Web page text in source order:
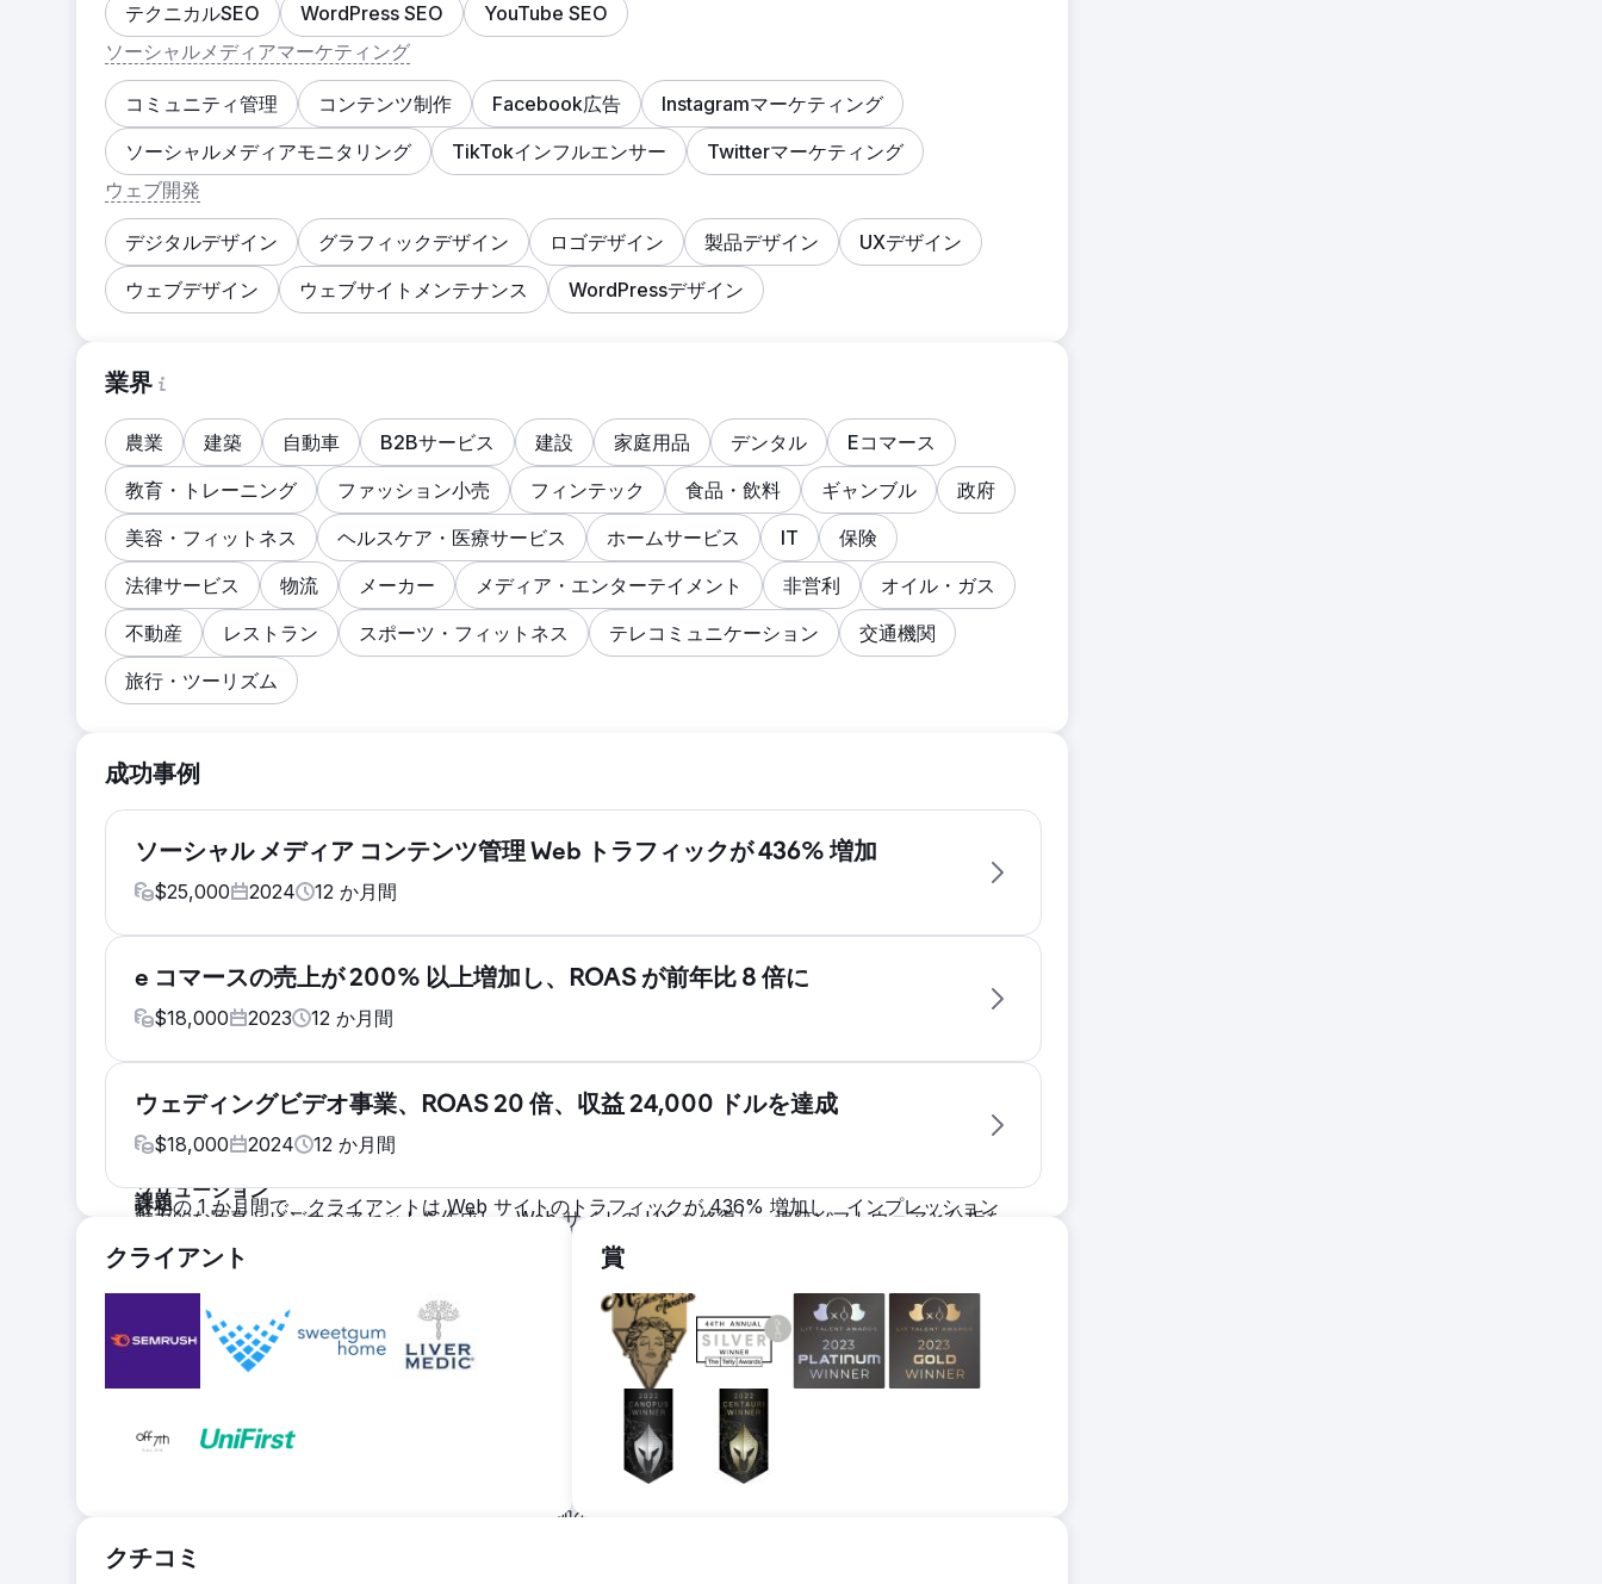
テクニカルSEO
WordPress SEO
YouTube SEO
ソーシャルメディアマーケティング
コミュニティ管理 コンテンツ制作 Facebook広告
Instagramマーケティング
ソーシャルメディアモニタリング
TikTokインフルエンサー
Twitterマーケティング
ウェブ開発
デジタルデザイン グラフィックデザイン ロゴデザイン 製品デザイン
UXデザイン
ウェブデザイン
ウェブサイトメンテナンス WordPressデザイン
業界
農業 建築 自動車 B2Bサービス 建設 家庭用品 デンタル
Eコマース
教育・トレーニング
ファッション小売 フィンテック 食品・飲料 ギャンブル
政府
美容・フィットネス
ヘルスケア・医療サービス ホームサービス IT
保険
法律サービス
物流 メーカー メディア・エンターテイメント 非営利
オイル・ガス
不動産
レストラン スポーツ・フィットネス テレコミュニケーション
交通機関
旅行・ツーリズム
成功事例
ソーシャル メディア コンテンツ管理 Web トラフィックが 436% 増加
$25,000 2024 12 か月間
クライアントは適格な候補者を集めるのに苦労しており、ソーシャル メディアでの存在感もありませ
ん。多くのソーシャルメディアプロフィールが存在しません。ウェブサイトとソーシャルメディアアカ
ウントが適切にリンクされておらず、ブランド設定も一貫していません。
ソリューション
丸 2 日をかけて、屋内 FPV ドローン撮影、インタビュー、ヘッドショット、B ロールなどの高品質の
写真とビデオ コンテンツを作成します。不足しているソーシャル メディア アカウントを作成し、ハン
ドルの命名規則を標準化し、週に 3 ～ 4 回コンテンツを投稿してフォロワーと関わり始めます。
最初の 1 か月間で、クライアントは Web サイトのトラフィックが 436% 増加し、インプレッション
が 542% 増加し、ソーシャル メディアの投稿頻度が 1,340% 増加し、エンゲージメントが 234% 増
加し、フォロワーが 23% 増加しました (161新しいフォロワー）。
e コマースの売上が 200% 以上増加し、ROAS が前年比 8 倍に
$18,000 2023 12 か月間
実店舗の売上は堅調だが、オンライン売上は新型コロナウイルス以来減少している。ニューハンプシャ
ー州の地元の馬用品店。検索エンジンでの存在感は限られていますが、ソーシャル メディアでの支持
は厚いです。
ソリューション
魅力的な写真とビデオのアセットを作成し、Web サイトの UX を修復し、追跡ソフトウェアと分析を
インストールし、メタ広告キャンペーンを作成および管理します。
結果
広告キャンペーンを月額 8,000 ドルの広告費まで拡大し、ソーシャル メディア広告による月間購入数
が 200 件を超え、50,000 ドルを超える売上収益を生み出しました。
ウェディングビデオ事業、ROAS 20 倍、収益 24,000 ドルを達成
$18,000 2024 12 か月間
課題
ブランドを再構築し、結婚式のビデオ撮影市場への参入を検討している企業のビデオ ビジネス。クラ
イアントはロングアイランドに拠点を置き、ニューヨーク、コネチカット、ペンシルバニア、メリーラ
ンド、ニュージャージー、バージニアにサービスを提供することを検討しています。
ソリューション
魅力的なオファーを掲載した高品質のランディング ページを作成します。コミュニケーションと会議
の予約プロセスを自動化します。独自のファースト パーティ追跡ソフトウェアと分析をインストール
します。Meta 広告キャンペーンを作成および管理します。
結果
クライアントは月額 1,200 ドルを費やし、毎月 120 件を超えるリードを獲得し (リードあたり平均 10
ドル)、平均 5% で成約に至っています。クライアントの平均収益は 4,000 ドルです。現在は、収益を
さらに拡大し、見込み顧客を発掘するために、追加の広告チャネルに拡大しています。
クライアント 賞
クチコミ